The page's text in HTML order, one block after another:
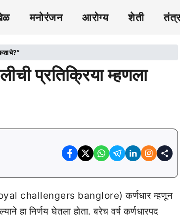
मनोरंजन आरोग्य शेती
प्रतिक्रिया म्हणला
challengers banglore) कर्णधार म्हणून
हा निर्णय घेतला होता. बरेच वर्ष कर्णधारपद